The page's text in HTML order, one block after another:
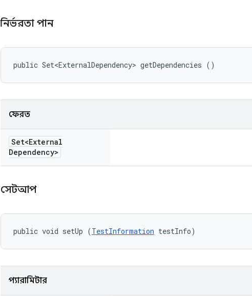
নির্ভরতা পান
public Set<ExternalDependency> getDependencies ()
ফেরত
Set<External
Dependency>
সেটআপ
public void setUp (TestInformation testInfo)
প্যারামিটার